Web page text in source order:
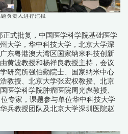
正式批复，中国医学科学院基础医学
大学，华中科技大学，北京大学深
东粤港澳大湾区国家纳米科技创新
黄波教授和杨祥良教授主持，会议
研究所强伯勤院士、国家纳米中心
教授、北京大学张宏权教授、北京
医学科学院肿瘤医院周光彪教授、
位专家，课题参与单位华中科技大学
兵教授团队及北京大学深圳医院赵